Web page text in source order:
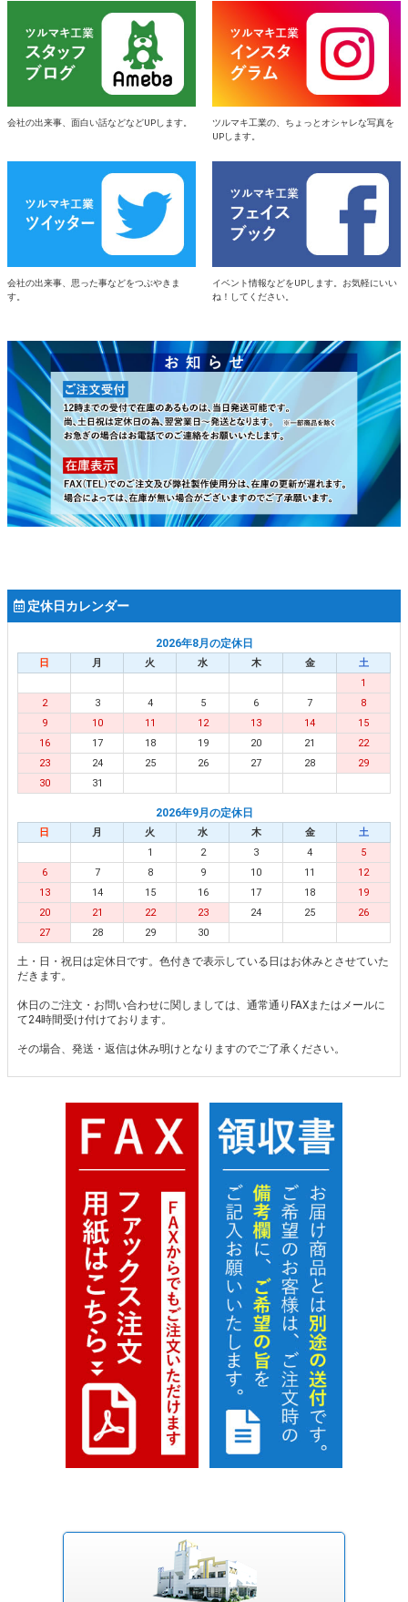
会社の出来事、面白い話などなどUPします。
ツルマキ工業の、ちょっとオシャレな写真を
UPします。
会社の出来事、思った事などをつぶやきま
す。
イベント情報などをUPします。お気軽にいい
ね！してください。
定休日カレンダー
2026年8月の定休日
日 月 火 水 木 金
土
1
2
3 4 5 6 7
8
9
10 11 12 13 14
15
16
17 18 19 20 21
22
23
24 25 26 27 28
29
30
31
2026年9月の定休日
日 月 火 水 木 金
土
1
2 3 4
5
6
7 8 9 10 11
12
13
14 15 16 17 18
19
20
21 22 23 24 25
26
27
28 29 30
土・日・祝日は定休日です。色付きで表示している日はお休みとさせていた
だきます。
休日のご注文・お問い合わせに関しましては、通常通りFAXまたはメールに
て24時間受け付けております。
その場合、発送・返信は休み明けとなりますのでご了承ください。